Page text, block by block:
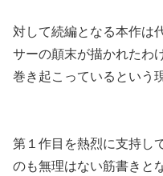
対して続編となる本作は
サーの顛末が描かれたわ
巻き起こっているという
第１作目を熱烈に支持し
のも無理はない筋書きと